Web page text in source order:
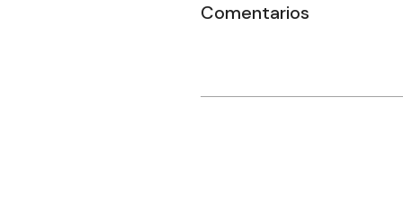
Comentarios